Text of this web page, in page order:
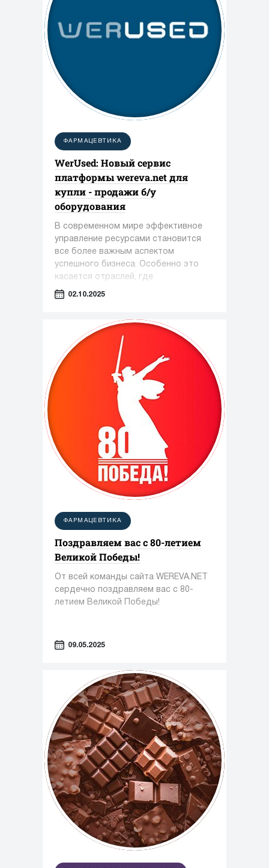
ФАРМАЦЕВТИКА
WerUsed: Новый сервис
платформы wereva.net для
купли - продажи б/у
оборудования
В современном мире эффективное
управление ресурсами становится
все более важным аспектом
успешного бизнеса. Особенно это
касается отраслей, где
оборудование играет ключевую роль
промышленность.
02.10.2025
ФАРМАЦЕВТИКА
Поздравляем вас с 80-летием
Великой Победы!
От всей команды сайта WEREVA.NET
сердечно поздравляем вас с 80-
летием Великой Победы!
09.05.2025